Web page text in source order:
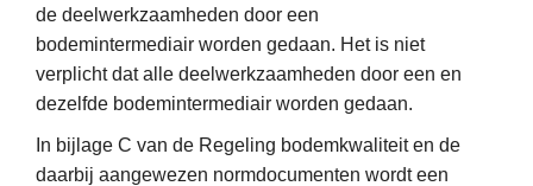
de deelwerkzaamheden door een
bodemintermediair worden gedaan. Het is niet
verplicht dat alle deelwerkzaamheden door een en
dezelfde bodemintermediair worden gedaan.
In bijlage C van de Regeling bodemkwaliteit en de
daarbij aangewezen normdocumenten wordt een